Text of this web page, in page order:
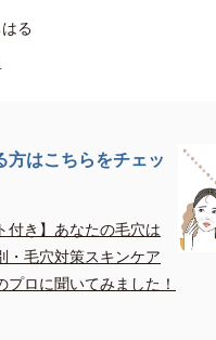
る
方はこちらをチェッ
付き】あなたの毛穴は
・毛穴対策スキンケア
プロに聞いてみました！